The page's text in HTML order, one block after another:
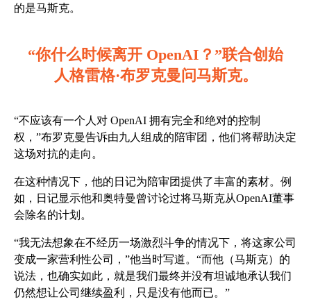
的是马斯克。
“你什么时候离开 OpenAI？”联合创始
人格雷格·布罗克曼问马斯克。
“不应该有一个人对 OpenAI 拥有完全和绝对的控制
权，”布罗克曼告诉由九人组成的陪审团，他们将帮助决定
这场对抗的走向。
在这种情况下，他的日记为陪审团提供了丰富的素材。例
如，日记显示他和奥特曼曾讨论过将马斯克从OpenAI董事
会除名的计划。
“我无法想象在不经历一场激烈斗争的情况下，将这家公司
变成一家营利性公司，”他当时写道。“而他（马斯克）的
说法，也确实如此，就是我们最终并没有坦诚地承认我们
仍然想让公司继续盈利，只是没有他而已。”